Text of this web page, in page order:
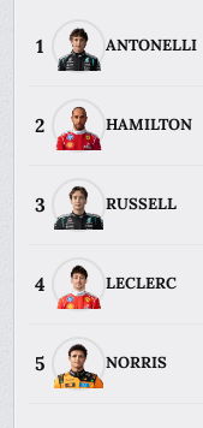
1 ANTONELLI
2 HAMILTON
3 RUSSELL
4 LECLERC
5 NORRIS